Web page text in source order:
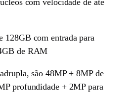
com velocidade de até
128GB com entrada para
de RAM
são 48MP + 8MP de
profundidade + 2MP para